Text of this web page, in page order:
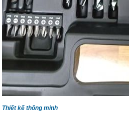
Thiết kế thông minh